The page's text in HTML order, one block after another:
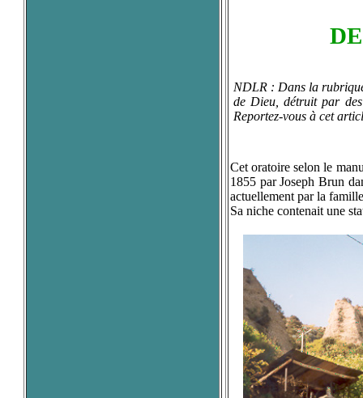
NDLR : Dans la
de Dieu, détruit par
Reportez-vous à cet
Cet oratoire selon le
1855 par Joseph Brun
actuellement par la
Sa niche contenait une